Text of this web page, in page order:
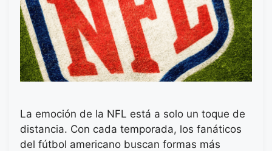
La emoción de la NFL está a solo un toque de
distancia. Con cada temporada, los fanáticos
del fútbol americano buscan formas más